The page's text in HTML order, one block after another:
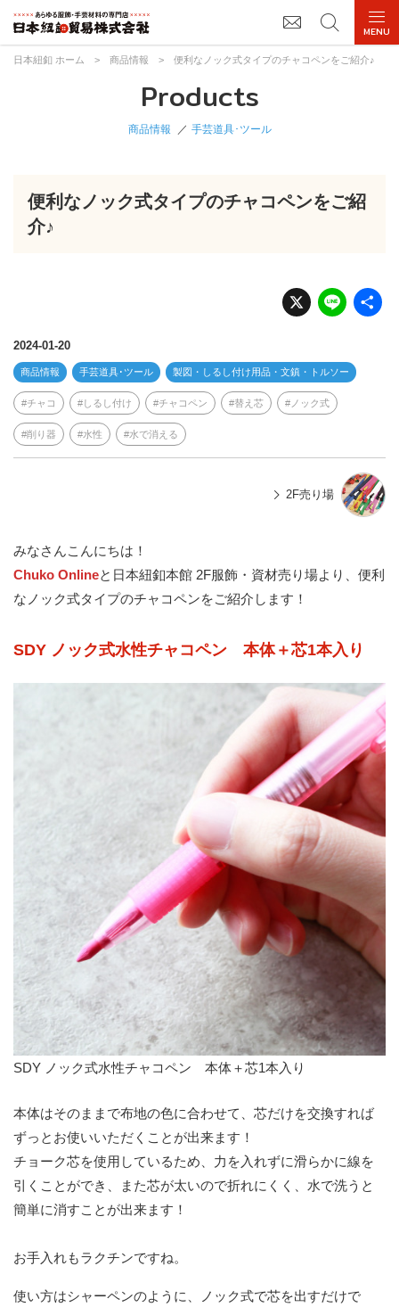
日本紐釦 ホーム > 商品情報 > 便利なノック式タイプのチャコペンをご紹介♪
Products
商品情報 手芸道具･ツール
便利なノック式タイプのチャコペンをご紹
介♪
X Li
n
2024-01-20
商品情報 手芸道具･ツール 製図・しるし付け用品・文鎮・トルソー
チャコ しるし付け チャコペン 替え芯 ノック式
削り器 水性 水で消える
2F売り場
みなさんこんにちは！
Chuko Onlineと日本紐釦本館 2F服飾・資材売り場より、便利
なノック式タイプのチャコペンをご紹介します！
SDY ノック式水性チャコペン 本体＋芯1本入り
SDY ノック式水性チャコペン 本体＋芯1本入り
本体はそのままで布地の色に合わせて、芯だけを交換すれば
ずっとお使いいただくことが出来ます！
チョーク芯を使用しているため、力を入れずに滑らかに線を
引くことができ、また芯が太いので折れにくく、水で洗うと
簡単に消すことが出来ます！
お手入れもラクチンですね。
使い方はシャーペンのように、ノック式で芯を出すだけで